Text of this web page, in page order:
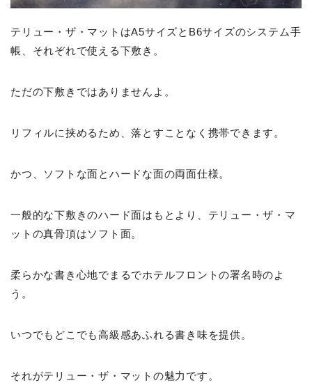
テリュー・ザ・マットはA5サイズとB6サイズのシステム手
帳、それぞれで使える下敷き。
ただの下敷きではありませんよ。
リフィルに挟めるため、落とすことなく携帯できます。
かつ、ソフトな面とハードな面の両面仕様。
一般的な下敷きのハード面はもとより、テリュー・ザ・マ
ットの真骨頂はソフト面。
柔らかな書き心地でまるでホテルフロントの署名時のよ
う。
いつでもどこでも高級感あふれる書き味を提供。
それがテリュー・ザ・マットの魅力です。